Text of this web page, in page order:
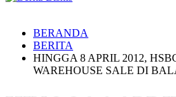
BERANDA
BERITA
HINGGA 8 APRIL 2012,
WAREHOUSE SALE DI